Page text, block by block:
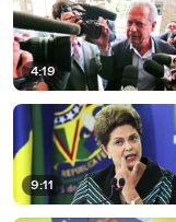
4:19
9:11